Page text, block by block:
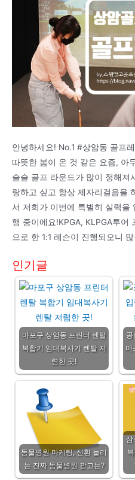
안녕하세요! No.1 #상암동 골프
따뜻한 봄이 온 것 같은 요즘, 아
슬슬 골프 라운드가 많이 정해져
랑하고 싶고 항상 제자리걸음을
서 저희가 이번에 특별히 실력을
행 중이에요!KPGA, KLPGA투어
으로 한 1:1 레슨이 진행되오니
인기글
마포구 상암동 프린터 렌탈
복합기 임대복사기 렌탈 저
렴한 곳!
마
동물병원 마케팅, 신환 늘리
는 진짜 동물병원 광고는?
삼